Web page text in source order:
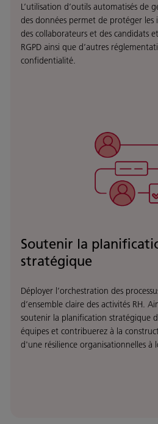
L’utilisation d’outils automatisés de
des données permet de protéger les
des collaborateurs et des candidats
RGPD ainsi que d’autres
confidentialité.
Soutenir la
stratégique
Déployer l’orchestration des
d’ensemble claire des activités RH.
soutenir la planification stratégique
équipes et contribuerez à la
d'une résilience organisationnelles à